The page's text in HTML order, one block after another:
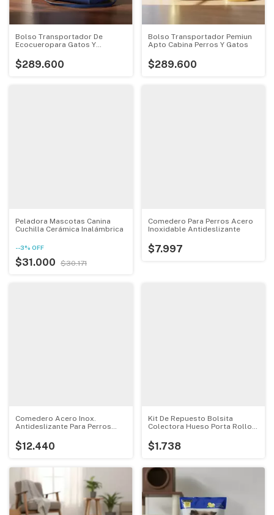
Bolso Transportador De
Ecocueropara Gatos Y
$289.600
Bolso Transportador Pemiun
Apto Cabina Perros Y Gatos
$289.600
Peladora Mascotas Canina
Cuchilla Cerámica Inalámbrica
--3% OFF
$31.000 $30.171
Comedero Para Perros Acero
Inoxidable Antideslizante
$7.997
Comedero Acero Inox.
Antideslizante Para Perros
$12.440
Kit De Repuesto Bolsita
Colectora Hueso Porta Rollo
$1.738